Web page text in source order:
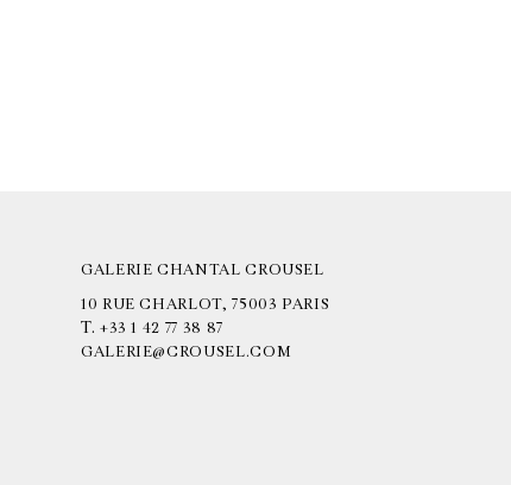
GALERIE CHANTAL CROUSEL
10 RUE CHARLOT, 75003 PARIS
T. +33 1 42 77 38 87
GALERIE@CROUSEL.COM